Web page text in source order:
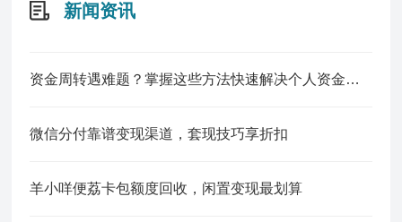
新闻资讯
资金周转遇难题？掌握这些方法快速解决个人资金缺口
微信分付靠谱变现渠道，套现技巧享折扣
羊小咩便荔卡包额度回收，闲置变现最划算